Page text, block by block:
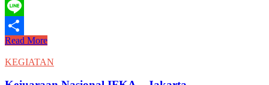
Telegram
Line
Share
ASIA
KARATE
Read More
KEGIATAN